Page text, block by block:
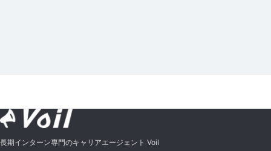
長期インターン専門のキャリアエージェント Voil